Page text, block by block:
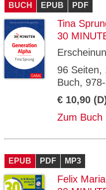
BUCH EPUB PDF
Tina
30
96 Seiten,
Buch,
€ 10,90
Zum Buch
EPUB PDF MP3
Felix